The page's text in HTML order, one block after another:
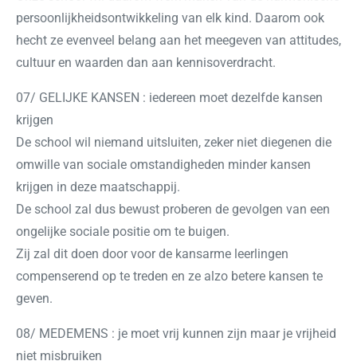
persoonlijkheidsontwikkeling van elk kind. Daarom ook
hecht ze evenveel belang aan het meegeven van attitudes,
cultuur en waarden dan aan kennisoverdracht.
07/ GELIJKE KANSEN : iedereen moet dezelfde kansen
krijgen
De school wil niemand uitsluiten, zeker niet diegenen die
omwille van sociale omstandigheden minder kansen
krijgen in deze maatschappij.
De school zal dus bewust proberen de gevolgen van een
ongelijke sociale positie om te buigen.
Zij zal dit doen door voor de kansarme leerlingen
compenserend op te treden en ze alzo betere kansen te
geven.
08/ MEDEMENS : je moet vrij kunnen zijn maar je vrijheid
niet misbruiken